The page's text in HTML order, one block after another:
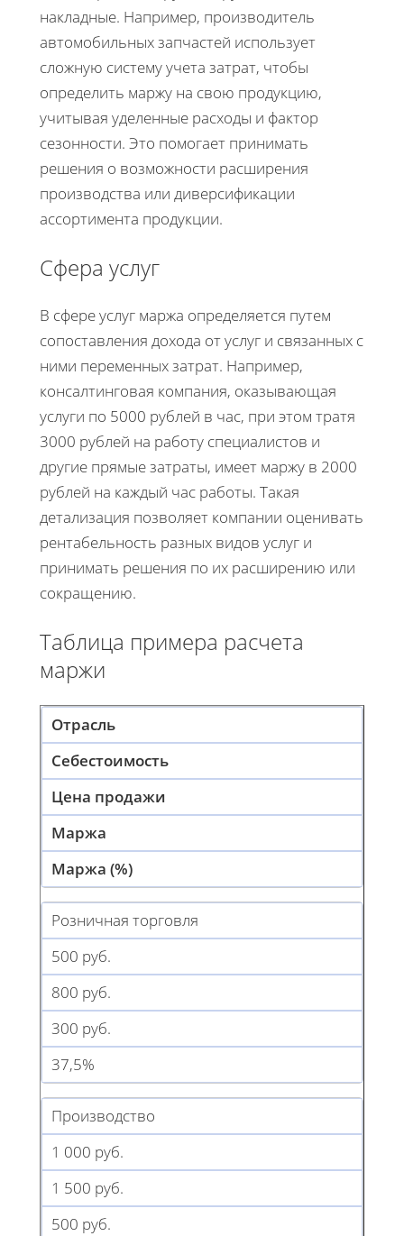
накладные. Например, производитель
автомобильных запчастей использует
сложную систему учета затрат, чтобы
определить маржу на свою продукцию,
учитывая уделенные расходы и фактор
сезонности. Это помогает принимать
решения о возможности расширения
производства или диверсификации
ассортимента продукции.
Сфера услуг
В сфере услуг маржа определяется путем
сопоставления дохода от услуг и связанных с
ними переменных затрат. Например,
консалтинговая компания, оказывающая
услуги по 5000 рублей в час, при этом тратя
3000 рублей на работу специалистов и
другие прямые затраты, имеет маржу в 2000
рублей на каждый час работы. Такая
детализация позволяет компании оценивать
рентабельность разных видов услуг и
принимать решения по их расширению или
сокращению.
Таблица примера расчета
маржи
Отрасль
Себестоимость
Цена продажи
Маржа
Маржа (%)
Розничная торговля
500 руб.
800 руб.
300 руб.
37,5%
Производство
1 000 руб.
1 500 руб.
500 руб.